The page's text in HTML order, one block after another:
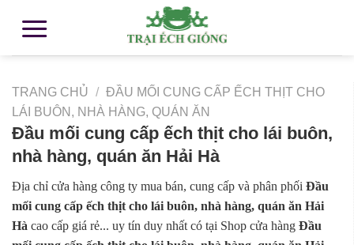
TRANG CHỦ / ĐẦU MỐI CUNG CẤP ẾCH THỊT CHO
LÁI BUÔN, NHÀ HÀNG, QUÁN ĂN
Đầu mối cung cấp ếch thịt cho lái buôn,
nhà hàng, quán ăn Hải Hà
Địa chỉ cửa hàng công ty mua bán, cung cấp và phân phối Đầu
mối cung cấp ếch thịt cho lái buôn, nhà hàng, quán ăn Hải
Hà cao cấp giá rẻ... uy tín duy nhất có tại Shop cửa hàng Đầu